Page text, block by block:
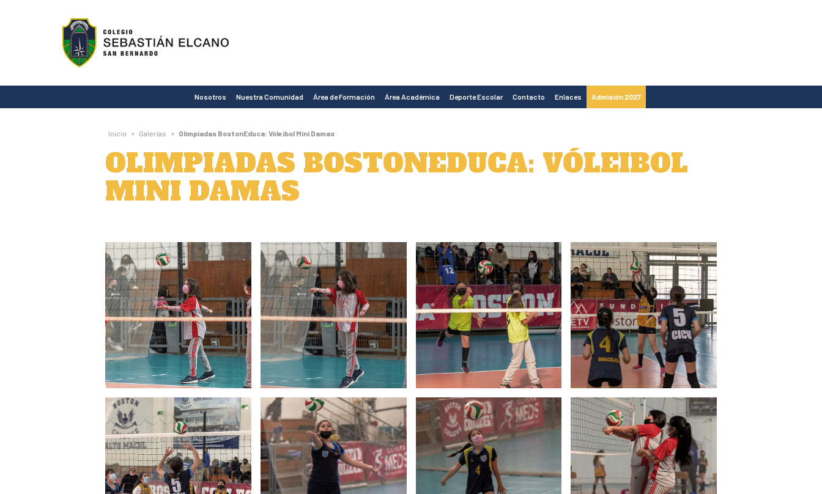
Colegio
Sebastián
Elcano
de
San
Bernardo
Nosotros Nuestra Comunidad Área de Formación Área Académica Deporte Escolar Contacto Enlaces Admisión 2027
Inicio » Galerías » Olimpiadas BostonEduca: Vóleibol Mini Damas
OLIMPIADAS BOSTONEDUCA: VÓLEIBOL
MINI DAMAS